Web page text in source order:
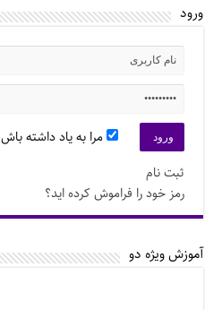
ورود
مرا به یاد داشته باش
ثبت نام
رمز خود را فراموش کرده اید؟
آموزش ویژه دو